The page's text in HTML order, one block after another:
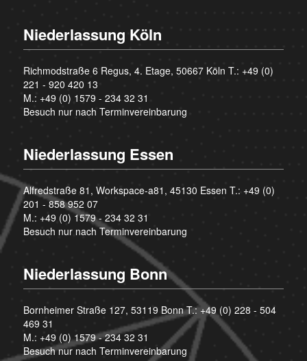
Niederlassung Köln
Richmodstraße 6 Regus, 4. Etage, 50667 Köln T.: +49 (0)
221 - 920 420 13
M.: +49 (0) 1579 - 234 32 31
Besuch nur nach Terminvereinbarung
Niederlassung Essen
Alfredstraße 81, Workspace-a81, 45130 Essen T.: +49 (0)
201 - 858 952 07
M.: +49 (0) 1579 - 234 32 31
Besuch nur nach Terminvereinbarung
Niederlassung Bonn
Bornheimer Straße 127, 53119 Bonn T.:+49 (0) 228 - 504
469 31
M.: +49 (0) 1579 - 234 32 31
Besuch nur nach Terminvereinbarung